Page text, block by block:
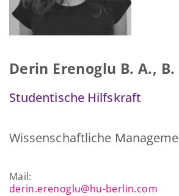
Derin Erenoglu B. A., B.
Studentische Hilfskraft
Wissenschaftliche
Mail:
derin.erenoglu@hu-berlin.com